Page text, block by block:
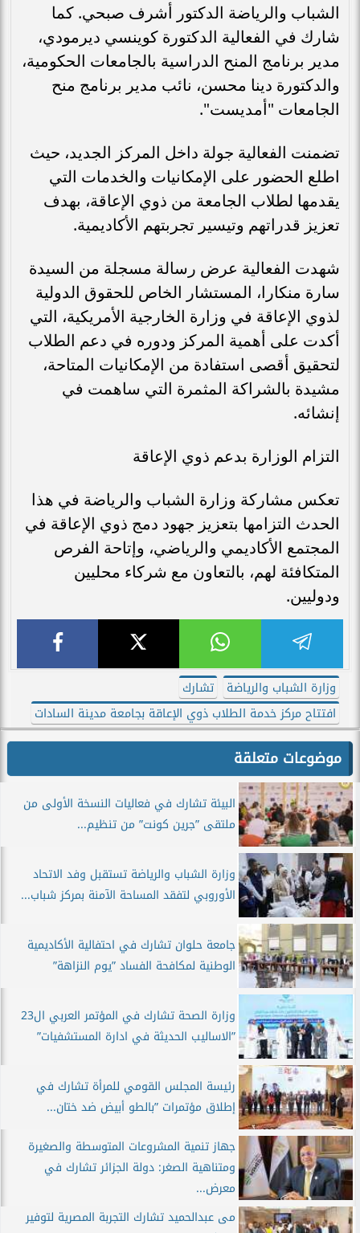
الشباب والرياضة الدكتور أشرف صبحي. كما
شارك في الفعالية الدكتورة كوينسي ديرمودي،
مدير برنامج المنح الدراسية بالجامعات الحكومية،
والدكتورة دينا محسن، نائب مدير برنامج منح
الجامعات "أمديست".
تضمنت الفعالية جولة داخل المركز الجديد، حيث
اطلع الحضور على الإمكانيات والخدمات التي
يقدمها لطلاب الجامعة من ذوي الإعاقة، بهدف
تعزيز قدراتهم وتيسير تجربتهم الأكاديمية.
شهدت الفعالية عرض رسالة مسجلة من السيدة
سارة منكارا، المستشار الخاص للحقوق الدولية
لذوي الإعاقة في وزارة الخارجية الأمريكية، التي
أكدت على أهمية المركز ودوره في دعم الطلاب
لتحقيق أقصى استفادة من الإمكانيات المتاحة،
مشيدة بالشراكة المثمرة التي ساهمت في
إنشائه.
التزام الوزارة بدعم ذوي الإعاقة
تعكس مشاركة وزارة الشباب والرياضة في هذا
الحدث التزامها بتعزيز جهود دمج ذوي الإعاقة في
المجتمع الأكاديمي والرياضي، وإتاحة الفرص
المتكافئة لهم، بالتعاون مع شركاء محليين
ودوليين.
وزارة الشباب والرياضة
تشارك
افتتاح مركز خدمة الطلاب ذوي الإعاقة بجامعة مدينة السادات
موضوعات متعلقة
البيئة تشارك في فعاليات النسخة الأولى من
ملتقى ”جرين كونت” من تنظيم...
وزارة الشباب والرياضة تستقبل وفد الاتحاد
الأوروبي لتفقد المساحة الآمنة بمركز شباب...
جامعة حلوان تشارك في احتفالية الأكاديمية
الوطنية لمكافحة الفساد ”يوم النزاهة”
وزارة الصحة تشارك في المؤتمر العربي ال23
”الاساليب الحديثة في ادارة المستشفيات”
رئيسة المجلس القومي للمرأة تشارك في
إطلاق مؤتمرات ”بالطو أبيض ضد ختان...
جهاز تنمية المشروعات المتوسطة والصغيرة
ومتناهية الصغر: دولة الجزائر تشارك في
معرض...
مى عبدالحميد تشارك التجربة المصرية لتوفير